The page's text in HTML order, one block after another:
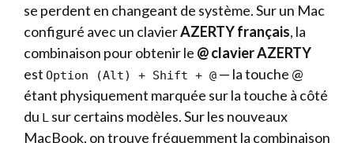
se perdent en changeant de système. Sur un Mac
configuré avec un clavierAZERTY français, la
combinaison pour obtenir le @ clavier AZERTY
est Option (Alt) + Shift + @ — la touche @
étant physiquement marquée sur la touche à côté
du L sur certains modèles. Sur les nouveaux
MacBook, on trouve fréquemment la combinaison